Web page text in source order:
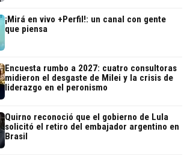
¡Mirá en vivo +Perfil!: un canal con gente
que piensa
Encuesta rumbo a 2027: cuatro consultoras
midieron el desgaste de Milei y la crisis de
liderazgo en el peronismo
Quirno reconoció que el gobierno de Lula
solicitó el retiro del embajador argentino en
Brasil